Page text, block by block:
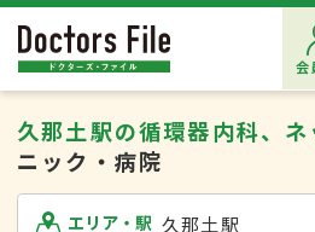
会
久那土駅の循環器内科、
ニック・病院
エリア・駅 久那土駅